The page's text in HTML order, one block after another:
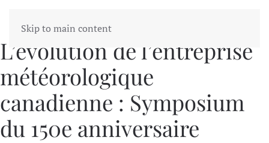
Skip to main content
L’évolution de l’entreprise
météorologique
canadienne : Symposium
du 150e anniversaire